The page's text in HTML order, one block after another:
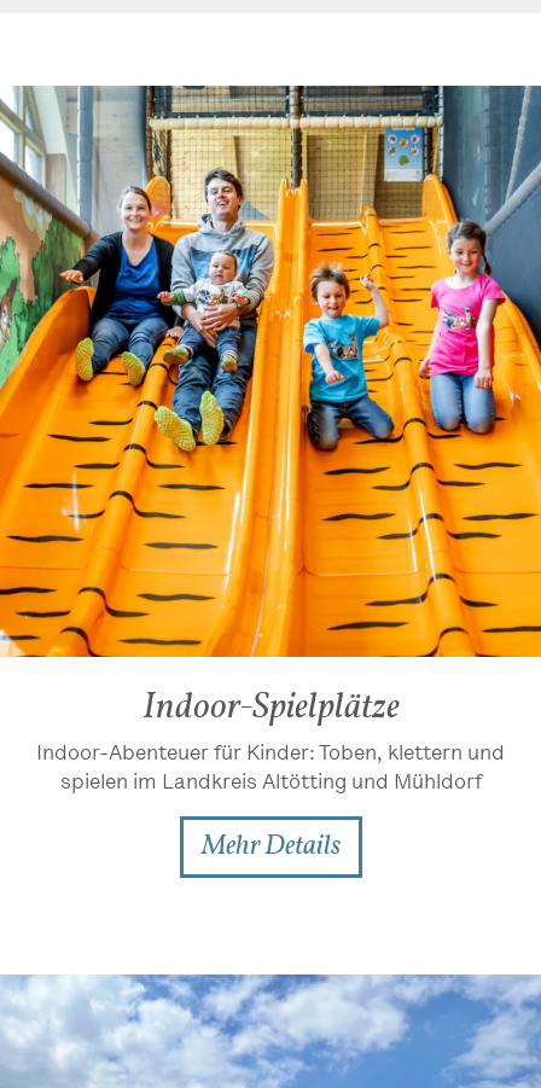
Indoor-Spielplätze
Indoor-Abenteuer für Kinder: Toben, klettern und
spielen im Landkreis Altötting und Mühldorf
Mehr Details